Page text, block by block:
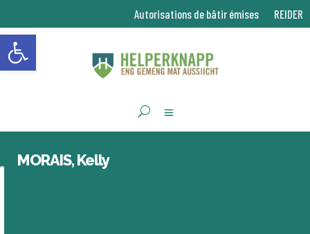
Ouvrir la barre d’outils
Autorisations de bâtir émises REIDER
MORAIS, Kelly